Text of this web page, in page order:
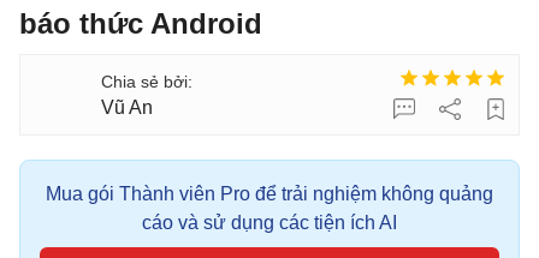
báo thức Android
Vũ An
Mua gói Thành viên Pro để trải nghiệm không quảng
cáo và sử dụng các tiện ích AI